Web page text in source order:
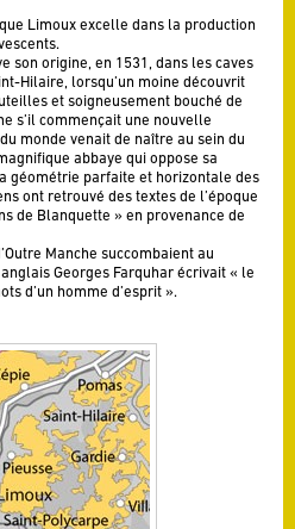
Limoux excelle dans la production
son origine, en 1531, dans les caves
Hilaire, lorsqu’un moine découvrit
et soigneusement bouché de
s’il commençait une nouvelle
monde venait de naître au sein du
abbaye qui oppose sa
géométrie parfaite et horizontale des
ont retrouvé des textes de l’époque
de Blanquette » en provenance de
Manche succombaient au
Georges Farquhar écrivait « le
d’un homme d’esprit ».